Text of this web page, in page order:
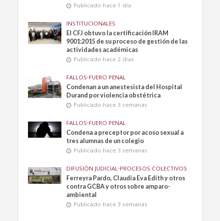
Publicado hace 1 día
INSTITUCIONALES
El CFJ obtuvo la certificación IRAM
9001:2015 de su proceso de gestión de las
actividades académicas
Publicado hace 2 días
FALLOS•FUERO PENAL
Condenan a un anestesista del Hospital
Durand por violencia obstétrica
Publicado hace 3 semanas
FALLOS•FUERO PENAL
Condena a preceptor por acoso sexual a
tres alumnas de un colegio
Publicado hace 3 semanas
DIFUSIÓN JUDICIAL •PROCESOS COLECTIVOS
Ferreyra Pardo, Claudia Eva Edith y otros
contra GCBA y otros sobre amparo-
ambiental
Publicado hace 3 semanas